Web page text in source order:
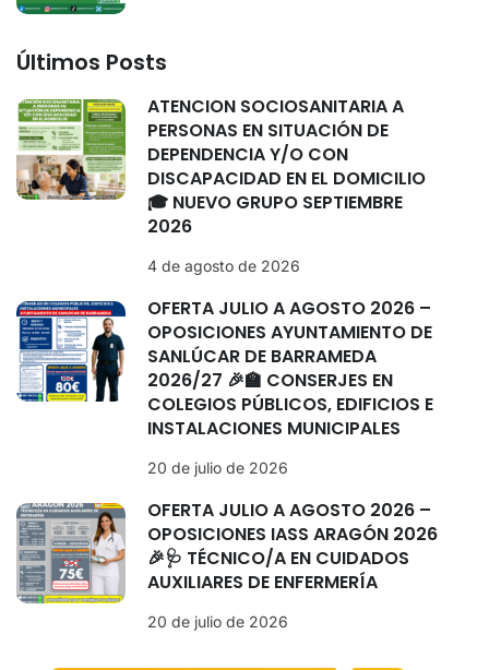
Últimos Posts
ATENCIÓN SOCIOSANITARIA A
PERSONAS EN SITUACIÓN DE
DEPENDENCIA Y/O CON
DISCAPACIDAD EN EL DOMICILIO
🎓 NUEVO GRUPO SEPTIEMBRE
2026
4 de agosto de 2026
OFERTA JULIO A AGOSTO 2026 –
OPOSICIONES AYUNTAMIENTO DE
SANLÚCAR DE BARRAMEDA
2026/27 🎉🏫 CONSERJES EN
COLEGIOS PÚBLICOS, EDIFICIOS E
INSTALACIONES MUNICIPALES
20 de julio de 2026
OFERTA JULIO A AGOSTO 2026 –
OPOSICIONES IASS ARAGÓN 2026
🎉🩺 TÉCNICO/A EN CUIDADOS
AUXILIARES DE ENFERMERÍA
20 de julio de 2026